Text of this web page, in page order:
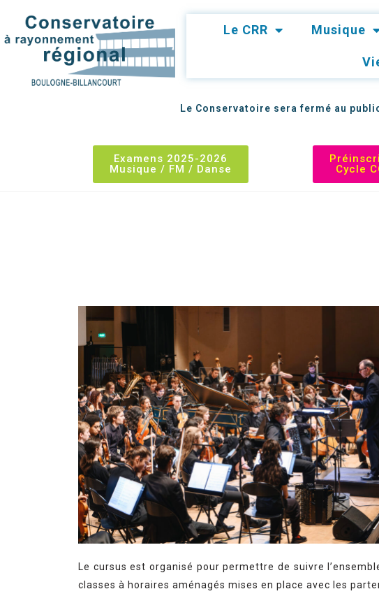
Le CRR Musique
Le Conservatoire sera fermé au
Examens 2025-2026
Musique / FM / Danse
Cycle
Le cursus est organisé pour permettre de suivre
classes à horaires aménagés mises en place avec les